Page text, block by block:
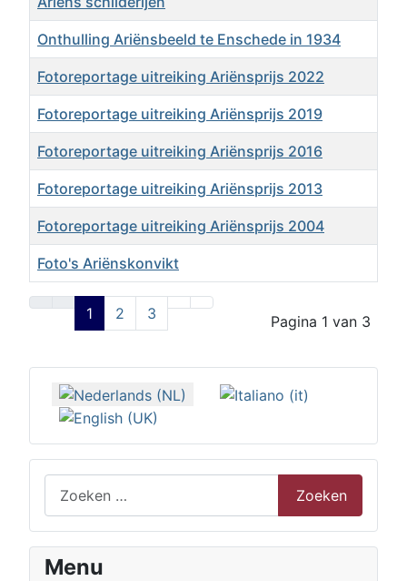
Selecteer de taal
Zoeken
Menu
Artikelen
Onthulling Ariënsbeeld te Enschede in 1934
Fotoreportage uitreiking Ariënsprijs 2022
Fotoreportage uitreiking Ariënsprijs 2019
Fotoreportage uitreiking Ariënsprijs 2016
Fotoreportage uitreiking Ariënsprijs 2013
Fotoreportage uitreiking Ariënsprijs 2004
Foto's Ariënskonvikt
Pagina 1 van 3
1 2 3